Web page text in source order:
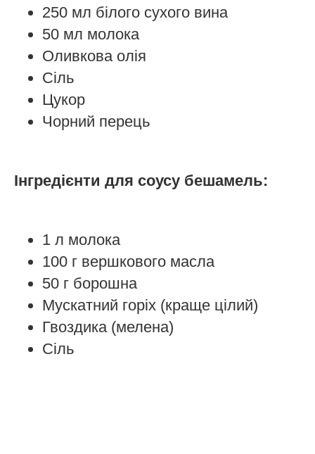
250 мл білого сухого вина
50 мл молока
Оливкова олія
Сіль
Цукор
Чорний перець
Інгредієнти для соусу бешамель:
1 л молока
100 г вершкового масла
50 г борошна
Мускатний горіх (краще цілий)
Гвоздика (мелена)
Сіль